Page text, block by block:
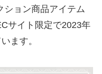
ション商品アイテム
サイト限定で2023年
ます。